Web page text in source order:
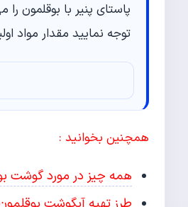
پاستای پنیر با بوقلمون را
توجه نمایید مقدار مواد
همچنین بخوانید :
همه چیز در مورد گوشت